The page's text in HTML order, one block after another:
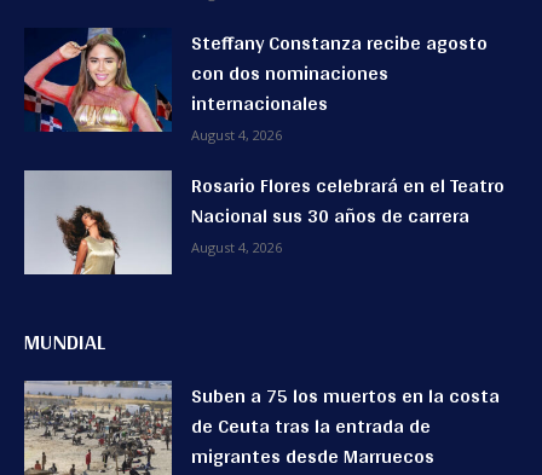
Steffany Constanza recibe agosto
con dos nominaciones
internacionales
August 4, 2026
Rosario Flores celebrará en el Teatro
Nacional sus 30 años de carrera
August 4, 2026
MUNDIAL
Suben a 75 los muertos en la costa
de Ceuta tras la entrada de
migrantes desde Marruecos